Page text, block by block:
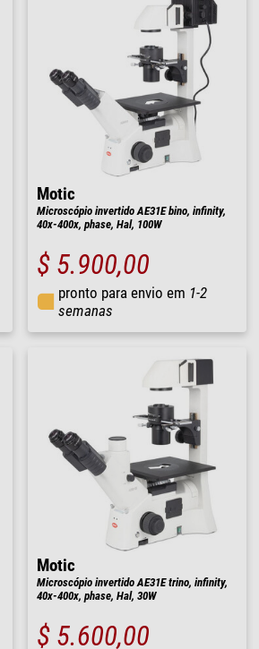
Motic
Microscópio invertido AE31E bino, infinity,
40x-400x, phase, Hal, 100W
$ 5.900,00
pronto para envio em 1-2
semanas
Motic
Microscópio invertido AE31E trino, infinity,
40x-400x, phase, Hal, 30W
$ 5.600,00